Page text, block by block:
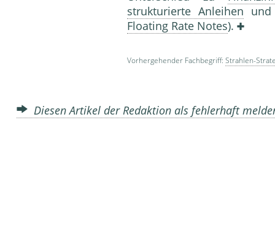
strukturierte Anleihen
Floating Rate Notes).
Vorhergehender Fachbegriff: Strahlen-
Diesen Artikel der Redaktion als fehlerhaft